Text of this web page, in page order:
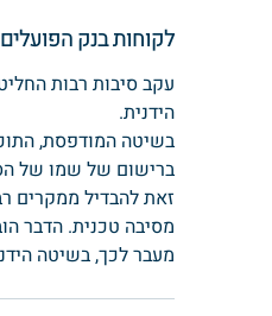
לקוחות בנק
עקב סיבות רבות
הידנית.
בשיטה המודפסת,
ברישום של שמו של
זאת להבדיל ממקרים
מסיבה טכנית. הדבר
מעבר לכך, בשיטה